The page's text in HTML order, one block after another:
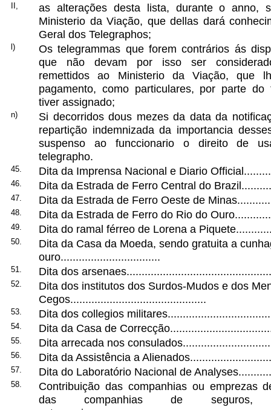
as alterações desta lista, durante o anno,
Ministerio da Viação, que dellas dará
Geral dos Telegraphos;
l)
Os telegrammas que forem contrários ás
que não devam por isso ser
remettidos ao Ministerio da Viação, que
pagamento, como particulares, por parte do
tiver assignado;
n)
Si decorridos dous mezes da data da
repartição indemnizada da importancia
suspenso ao funccionario o direito de
telegrapho.
45. Dita da Imprensa Nacional e Diario
46. Dita da Estrada de Ferro Central do
47. Dita da Estrada de Ferro Oeste de
48. Dita da Estrada de Ferro do Rio do
49. Dita do ramal férreo de Lorena a
50.
Dita da Casa da Moeda, sendo gratuita a
ouro.................................
51. Dita dos
52.
Dita dos institutos dos Surdos-Mudos e dos
Cegos.............................................
53. Dita dos collegios
54. Dita da Casa de
55. Dita arrecada nos
56. Dita da Assistência a
57. Dita do Laboratório Nacional de
58.
Contribuição das companhias ou emprezas
das companhias de seguros,